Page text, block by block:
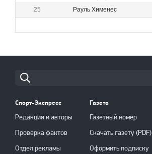
25 Рауль Хименес
Cпорт-Экспресс
Редакция и авторы
Проверка фактов
Отдел рекламы
Газета
Газетный номер
Скачать газету (PDF)
Оформить подписку